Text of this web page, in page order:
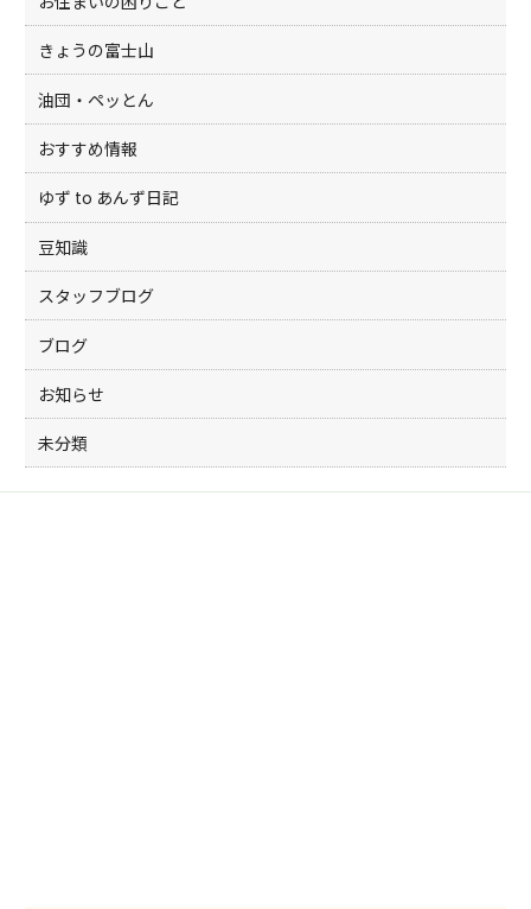
k
きょうの富士山
油団・ペッとん
おすすめ情報
ゆず to あんず日記
豆知識
スタッフブログ
ブログ
お知らせ
未分類